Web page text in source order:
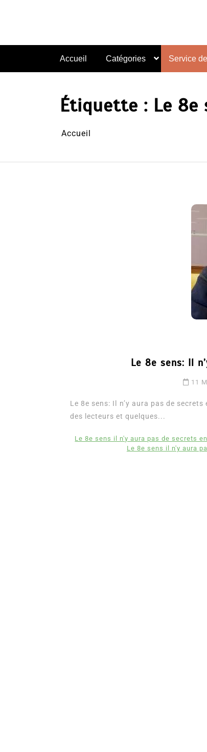
Accueil Catégories Service
Étiquette : Le 8e
Accueil
Le 8e sens: Il
11
Le 8e sens: Il n’y aura pas de
des lecteurs et quelques...
Le 8e sens il n'y aura pas de secrets
Le 8e sens il n'y aura
Romances –
6 Juil 2026